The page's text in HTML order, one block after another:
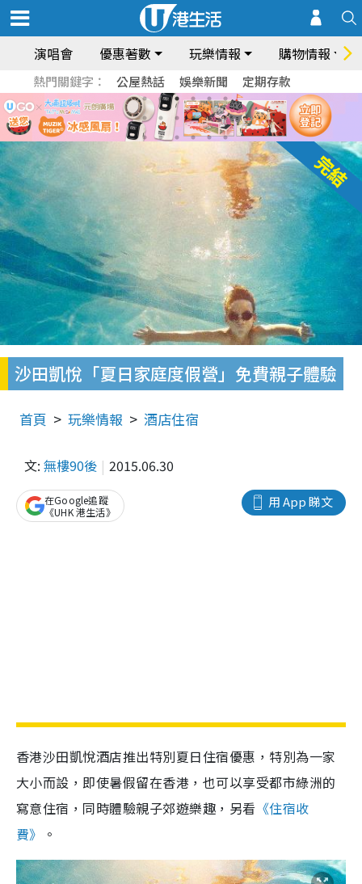
演唱會 優惠著數 玩樂情報 購物情報
熱門關鍵字： 公屋熱話 娛樂新聞 定期存款
沙田凱悅「夏日家庭度假營」免費親子體驗
首頁 玩樂情報 酒店住宿
文: 無樓90後 2015.06.30
用 App 睇文
在Google追蹤
《UHK 港生活》
香港沙田凱悅酒店推出特別夏日住宿優惠，特別為一家
大小而設，即使暑假留在香港，也可以享受都市綠洲的
寫意住宿，同時體驗親子郊遊樂趣，另看 《住宿收
費》
。